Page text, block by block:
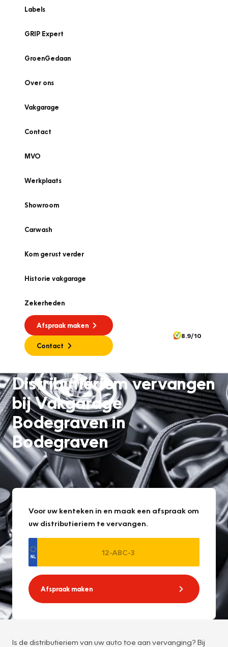
Labels
GRIP Expert
GroenGedaan
Over ons
Vakgarage
Contact
MVO
Werkplaats
Showroom
Carwash
Kom gerust verder
Historie vakgarage
Zekerheden
Afspraak maken
Contact
8.9/10
Onderhoud en reparatie
Distributieriem vervangen
bij Vakgarage
Bodegraven in
Bodegraven
Voor uw kenteken in en maak een afspraak om
uw distributieriem te vervangen.
Afspraak maken
Is de distributieriem van uw auto toe aan vervanging? Bij